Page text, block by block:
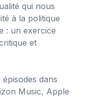
qui nous
à la politique
: un exercice
et
dans
Music, Apple